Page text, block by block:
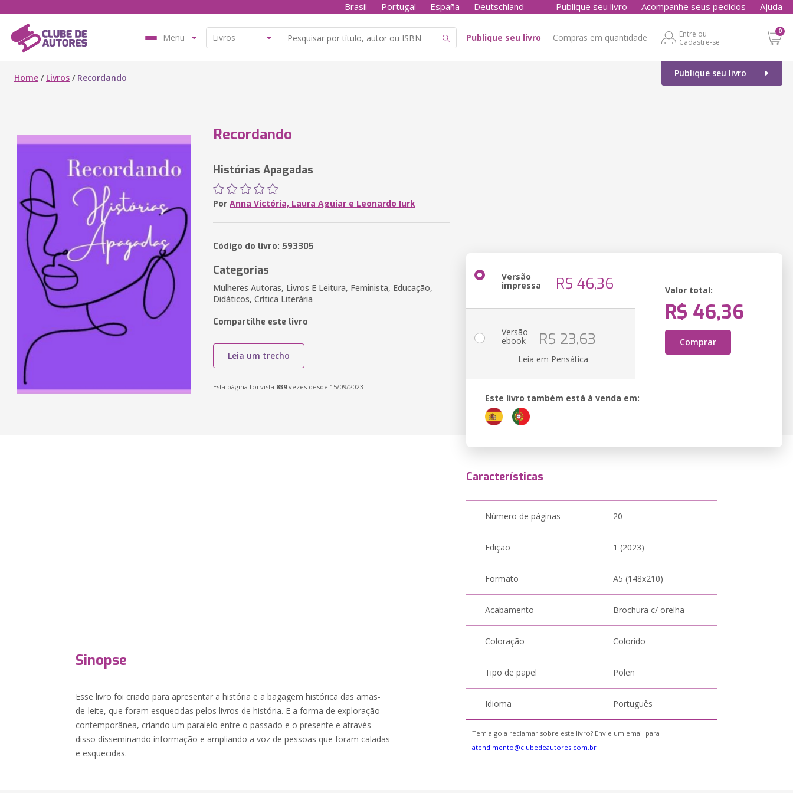
Brasil Portugal España Deutschland - Publique seu livro Acompanhe seus pedidos Ajuda
Menu Publique seu livro Compras em quantidade
Entre ou
Cadastre-se
0
Publique seu livro
Home / Livros / Recordando
Recordando
Histórias Apagadas
Por Anna Victória, Laura Aguiar e Leonardo Iurk
Código do livro: 593305
Categorias
Mulheres Autoras, Livros E Leitura, Feminista, Educação,
Didáticos, Crítica Literária
Compartilhe este livro
Leia um trecho
Esta página foi vista 839vezes desde 15/09/2023
Versão
impressa R$ 46,36 Valor total:
R$ 46,36
Comprar
Versão
ebook R$ 23,63
Leia em Pensática
Este livro também está à venda em:
Sinopse
Esse livro foi criado para apresentar a história e a bagagem histórica das amas-
de-leite, que foram esquecidas pelos livros de história. E a forma de exploração
contemporânea, criando um paralelo entre o passado e o presente e através
disso disseminando informação e ampliando a voz de pessoas que foram caladas
e esquecidas.
Características
Número de páginas 20
Edição 1 (2023)
Formato A5 (148x210)
Acabamento Brochura c/ orelha
Coloração Colorido
Tipo de papel Polen
Idioma Português
Tem algo a reclamar sobre este livro? Envie um email para
atendimento@clubedeautores.com.br